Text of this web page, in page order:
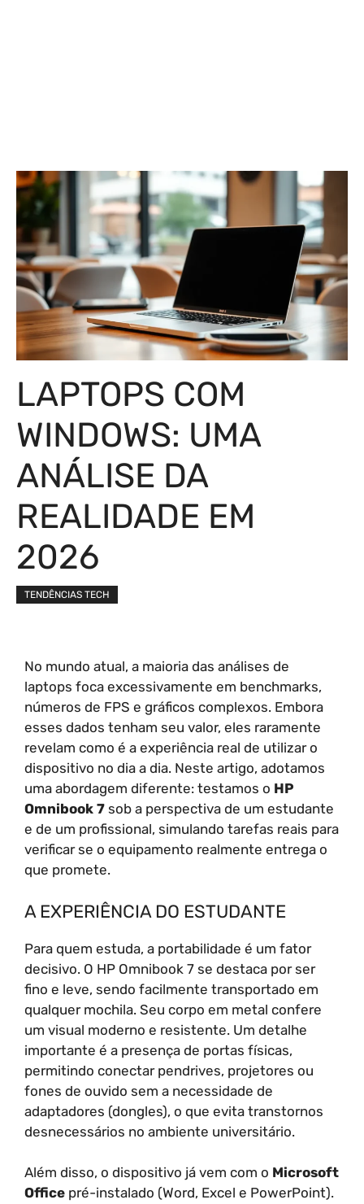
LAPTOPS COM
WINDOWS: UMA
ANÁLISE DA
REALIDADE EM
2026
TENDÊNCIAS TECH
No mundo atual, a maioria das análises de
laptops foca excessivamente em benchmarks,
números de FPS e gráficos complexos. Embora
esses dados tenham seu valor, eles raramente
revelam como é a experiência real de utilizar o
dispositivo no dia a dia. Neste artigo, adotamos
uma abordagem diferente: testamos o HP
Omnibook 7 sob a perspectiva de um estudante
e de um profissional, simulando tarefas reais para
verificar se o equipamento realmente entrega o
que promete.
A EXPERIÊNCIA DO ESTUDANTE
Para quem estuda, a portabilidade é um fator
decisivo. O HP Omnibook 7 se destaca por ser
fino e leve, sendo facilmente transportado em
qualquer mochila. Seu corpo em metal confere
um visual moderno e resistente. Um detalhe
importante é a presença de portas físicas,
permitindo conectar pendrives, projetores ou
fones de ouvido sem a necessidade de
adaptadores (dongles), o que evita transtornos
desnecessários no ambiente universitário.
Além disso, o dispositivo já vem com o Microsoft
Office pré-instalado (Word, Excel e PowerPoint).